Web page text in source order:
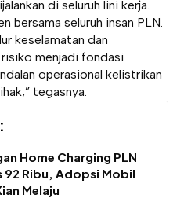
di seluruh lini kerja.
bersama seluruh insan PLN.
keselamatan dan
menjadi fondasi
operasional kelistrikan
tegasnya.
Home Charging PLN
92 Ribu, Adopsi Mobil
Melaju